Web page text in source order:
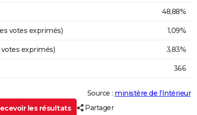
48,88%
votes exprimés) 1,09%
exprimés) 3,83%
366
Source : ministère de l’Intérieur
les résultats
Partager